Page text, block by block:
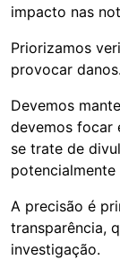
impacto nas
Priorizamos
provocar danos.
Devemos
devemos focar
se trate de
potencialmente
A precisão é
transparência,
investigação.